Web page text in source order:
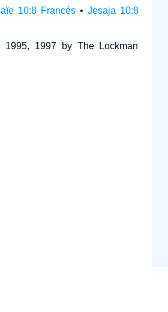
10:8 Francés• Jesaja 10:8
1997 by The Lockman